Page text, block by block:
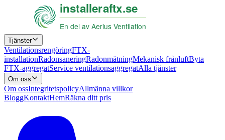
Tjänster
VentilationsrengöringFTX-
installationRadonsaneringRadonmätningMekanisk frånluftByta
FTX-aggregatService ventilationsaggregatAlla tjänster
Om oss
Om ossIntegritetspolicyAllmänna villkor
BloggKontaktHemRäkna ditt pris